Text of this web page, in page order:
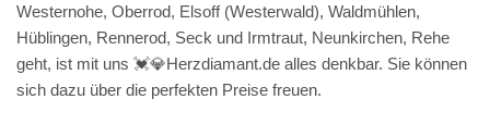
Westernohe, Oberrod, Elsoff (Westerwald), Waldmühlen,
Hüblingen, Rennerod, Seck und Irmtraut, Neunkirchen, Rehe
geht, ist mit uns 💓️💎Herzdiamant.de alles denkbar. Sie können
sich dazu über die perfekten Preise freuen.